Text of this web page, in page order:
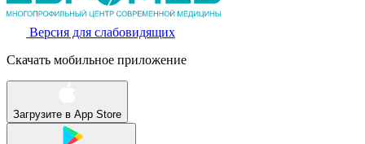
Версия для слабовидящих
Скачать мобильное приложение
Загрузите в App Store